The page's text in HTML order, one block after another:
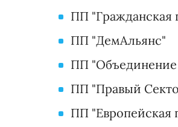
ПП "Гражданская
ПП "ДемАльянс"
ПП
ПП "Правый
ПП "Европейская